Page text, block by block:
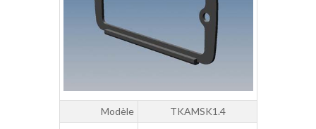
Modèle
TKAMSK1.4